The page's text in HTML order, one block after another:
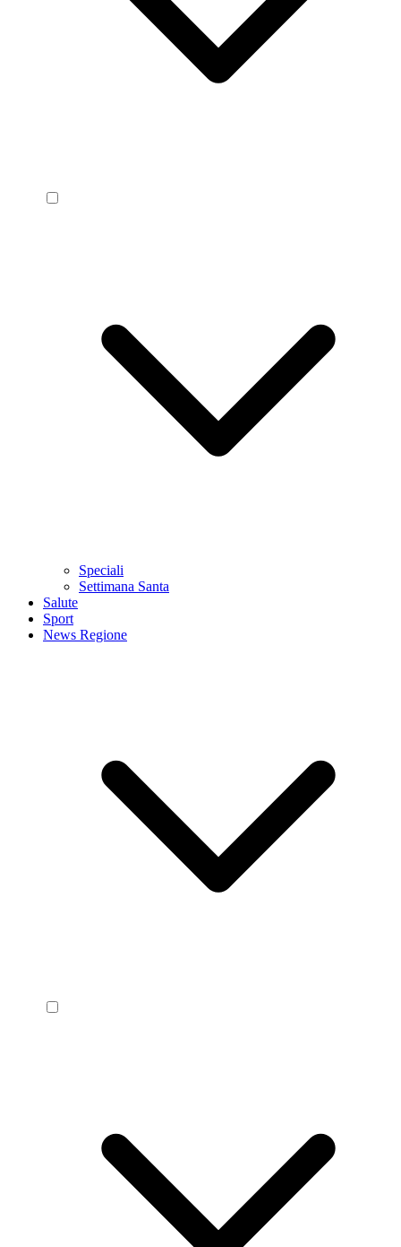
Speciali
Settimana Santa
Salute
Sport
News Regione